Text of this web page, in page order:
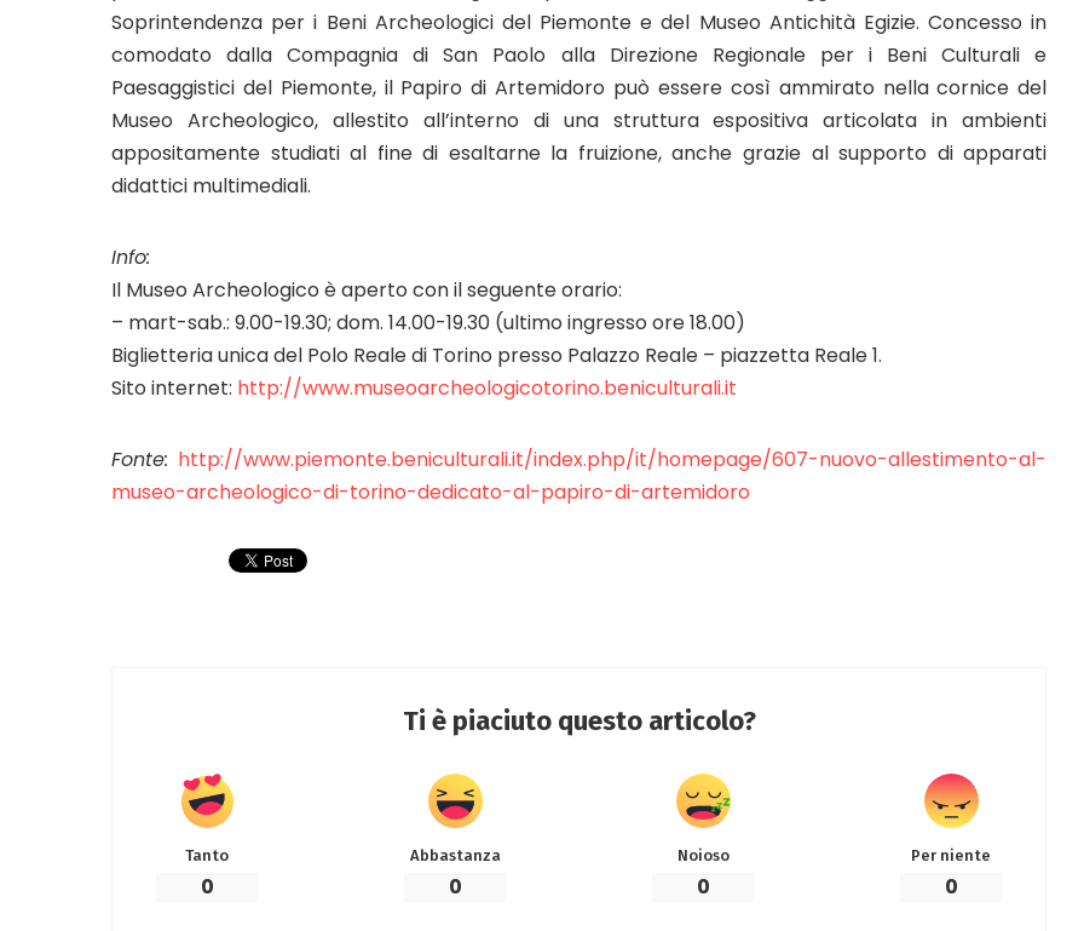
Soprintendenza per i Beni Archeologici del Piemonte e del Museo Antichità Egizie. Concesso in
comodato dalla Compagnia di San Paolo alla Direzione Regionale per i Beni Culturali e
Paesaggistici del Piemonte, il Papiro di Artemidoro può essere così ammirato nella cornice del
Museo Archeologico, allestito all’interno di una struttura espositiva articolata in ambienti
appositamente studiati al fine di esaltarne la fruizione, anche grazie al supporto di apparati
didattici multimediali.
Info:
Il Museo Archeologico è aperto con il seguente orario:
– mart-sab.: 9.00-19.30; dom. 14.00-19.30 (ultimo ingresso ore 18.00)
Biglietteria unica del Polo Reale di Torino presso Palazzo Reale – piazzetta Reale 1.
Sito internet: http://www.museoarcheologicotorino.beniculturali.it
Fonte: http://www.piemonte.beniculturali.it/index.php/it/homepage/607-nuovo-allestimento-al-
museo-archeologico-di-torino-dedicato-al-papiro-di-artemidoro
Ti è piaciuto questo articolo?
Tanto
0
Abbastanza
0
Noioso
0
Per niente
0